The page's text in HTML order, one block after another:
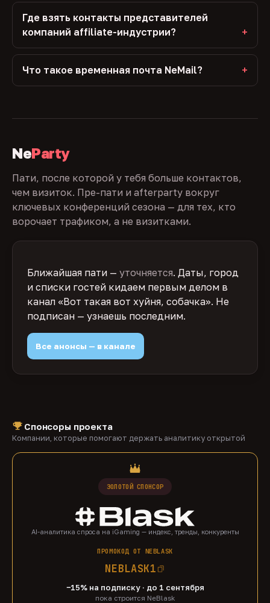
Где взять контакты представителей
компаний affiliate-индустрии?
Что такое временная почта NeMail?
NeParty
Пати, после которой у тебя больше контактов,
чем визиток. Пре-пати и afterparty вокруг
ключевых конференций сезона — для тех, кто
ворочает трафиком, а не визитками.
Ближайшая пати — уточняется. Даты, город
и списки гостей кидаем первым делом в
канал «Вот такая вот хуйня, собачка». Не
подписан — узнаешь последним.
Все анонсы — в канале
Спонсоры проекта
Компании, которые помогают держать аналитику открытой
ЗОЛОТОЙ СПОНСОР
AI-аналитика спроса на iGaming — индекс, тренды, конкуренты
ПРОМОКОД ОТ NEBLASK
NEBLASK1
−15% на подписку · до 1 сентября
пока строится NeBlask